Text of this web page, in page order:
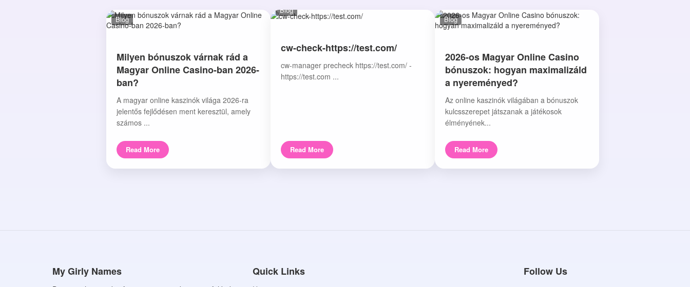
Blog
Milyen bónuszok várnak rád a
Magyar Online Casino-ban 2026-
ban?
A magyar online kaszinók világa 2026-ra
jelentős fejlődésen ment keresztül, amely
számos ...
Read More
Blog
cw-check-https://test.com/
cw-manager precheck https://test.com/ -
https://test.com ...
Read More
Blog
2026-os Magyar Online Casino
bónuszok: hogyan maximalizáld
a nyereményed?
Az online kaszinók világában a bónuszok
kulcsszerepet játszanak a játékosok
élményének...
Read More
My Girly Names Quick Links Follow Us